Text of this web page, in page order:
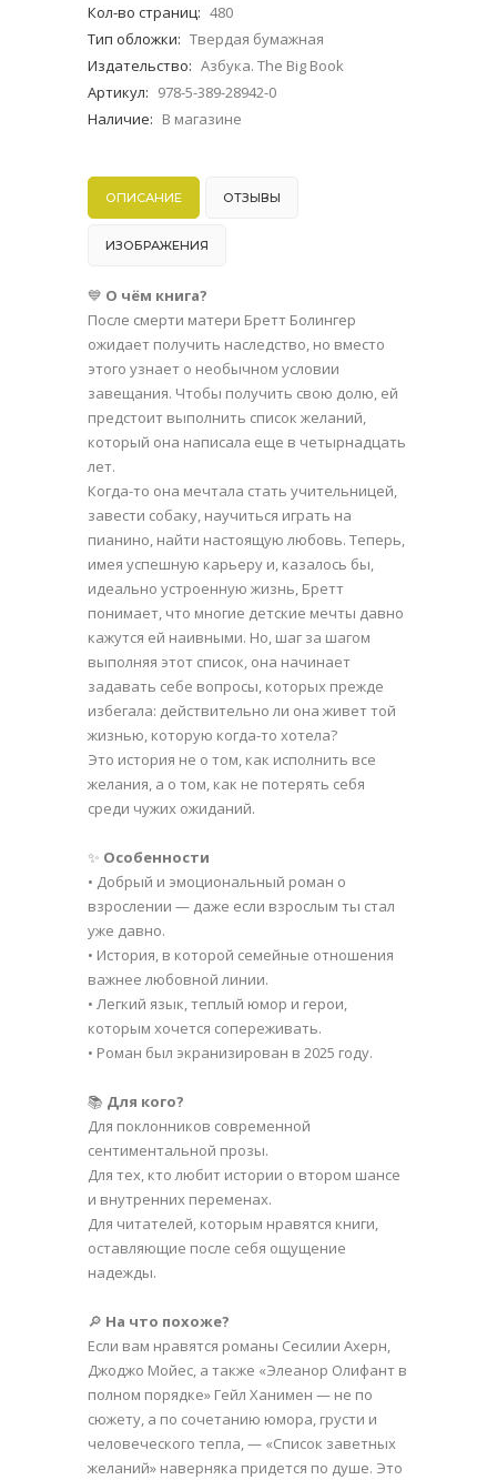
Кол-во страниц: 480
Тип обложки: Твердая бумажная
Издательство: Азбука. The Big Book
Артикул: 978-5-389-28942-0
Наличие: В магазине
ОПИСАНИЕ ОТЗЫВЫ
ИЗОБРАЖЕНИЯ
💙 О чём книга?
После смерти матери Бретт Болингер
ожидает получить наследство, но вместо
этого узнает о необычном условии
завещания. Чтобы получить свою долю, ей
предстоит выполнить список желаний,
который она написала еще в четырнадцать
лет.
Когда-то она мечтала стать учительницей,
завести собаку, научиться играть на
пианино, найти настоящую любовь. Теперь,
имея успешную карьеру и, казалось бы,
идеально устроенную жизнь, Бретт
понимает, что многие детские мечты давно
кажутся ей наивными. Но, шаг за шагом
выполняя этот список, она начинает
задавать себе вопросы, которых прежде
избегала: действительно ли она живет той
жизнью, которую когда-то хотела?
Это история не о том, как исполнить все
желания, а о том, как не потерять себя
среди чужих ожиданий.
✨ Особенности
• Добрый и эмоциональный роман о
взрослении — даже если взрослым ты стал
уже давно.
• История, в которой семейные отношения
важнее любовной линии.
• Легкий язык, теплый юмор и герои,
которым хочется сопереживать.
• Роман был экранизирован в 2025 году.
📚 Для кого?
Для поклонников современной
сентиментальной прозы.
Для тех, кто любит истории о втором шансе
и внутренних переменах.
Для читателей, которым нравятся книги,
оставляющие после себя ощущение
надежды.
🔎 На что похоже?
Если вам нравятся романы Сесилии Ахерн,
Джоджо Мойес, а также «Элеанор Олифант в
полном порядке» Гейл Ханимен — не по
сюжету, а по сочетанию юмора, грусти и
человеческого тепла, — «Список заветных
желаний» наверняка придется по душе. Это